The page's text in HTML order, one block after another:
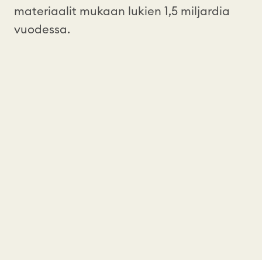
materiaalit mukaan lukien 1,5 miljardia
vuodessa.